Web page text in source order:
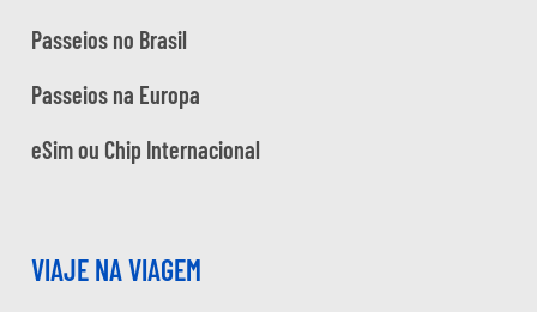
Passeios no Brasil
Passeios na Europa
eSim ou Chip Internacional
VIAJE NA VIAGEM